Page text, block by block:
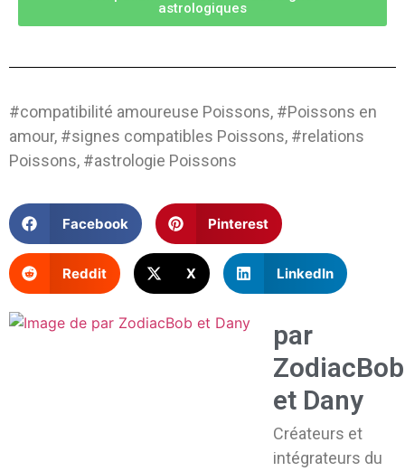
astrologiques
#compatibilité amoureuse Poissons, #Poissons en
amour, #signes compatibles Poissons, #relations
Poissons, #astrologie Poissons
Facebook Pinterest
Reddit X LinkedIn
par
ZodiacBob
et Dany
Créateurs et
intégrateurs du